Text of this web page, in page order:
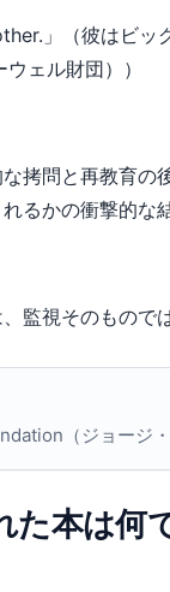
」（彼はビッ
ェル財団））
拷問と再教育の
るかの衝撃的な
監視そのもの
（ジョージ
た本は何